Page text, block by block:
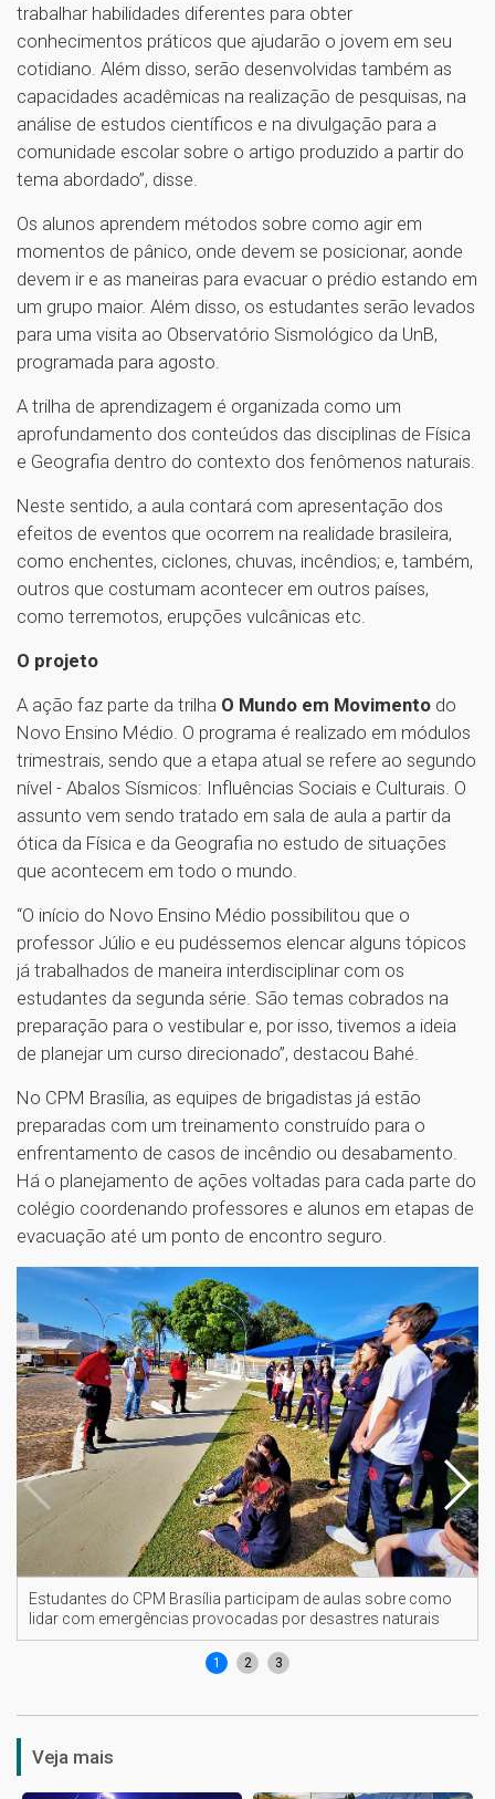
trabalhar habilidades diferentes para obter
conhecimentos práticos que ajudarão o jovem em seu
cotidiano. Além disso, serão desenvolvidas também as
capacidades acadêmicas na realização de pesquisas, na
análise de estudos científicos e na divulgação para a
comunidade escolar sobre o artigo produzido a partir do
tema abordado”, disse.
Os alunos aprendem métodos sobre como agir em
momentos de pânico, onde devem se posicionar, aonde
devem ir e as maneiras para evacuar o prédio estando em
um grupo maior. Além disso, os estudantes serão levados
para uma visita ao Observatório Sismológico da UnB,
programada para agosto.
A trilha de aprendizagem é organizada como um
aprofundamento dos conteúdos das disciplinas de Física
e Geografia dentro do contexto dos fenômenos naturais.
Neste sentido, a aula contará com apresentação dos
efeitos de eventos que ocorrem na realidade brasileira,
como enchentes, ciclones, chuvas, incêndios; e, também,
outros que costumam acontecer em outros países,
como terremotos, erupções vulcânicas etc.
O projeto
A ação faz parte da trilha O Mundo em Movimento do
Novo Ensino Médio. O programa é realizado em módulos
trimestrais, sendo que a etapa atual se refere ao segundo
nível - Abalos Sísmicos: Influências Sociais e Culturais. O
assunto vem sendo tratado em sala de aula a partir da
ótica da Física e da Geografia no estudo de situações
que acontecem em todo o mundo.
“O início do Novo Ensino Médio possibilitou que o
professor Júlio e eu pudéssemos elencar alguns tópicos
já trabalhados de maneira interdisciplinar com os
estudantes da segunda série. São temas cobrados na
preparação para o vestibular e, por isso, tivemos a ideia
de planejar um curso direcionado”, destacou Bahé.
No CPM Brasília, as equipes de brigadistas já estão
preparadas com um treinamento construído para o
enfrentamento de casos de incêndio ou desabamento.
Há o planejamento de ações voltadas para cada parte do
colégio coordenando professores e alunos em etapas de
evacuação até um ponto de encontro seguro.
Estudantes do CPM Brasília participam de aulas sobre como
lidar com emergências provocadas por desastres naturais
1 2 3
Veja mais